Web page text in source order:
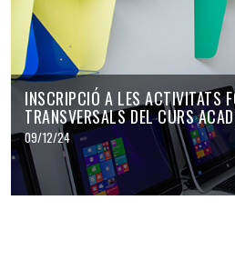
INSCRIPCIÓ A LES ACTIVITATS
TRANSVERSALS DEL CURS
09/12/24